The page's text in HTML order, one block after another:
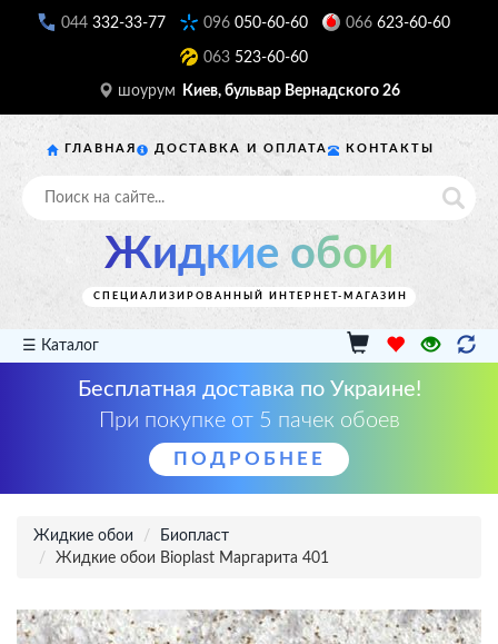
044 332-33-77 096 050-60-60 066 623-60-60
063 523-60-60
шоурум Киев, бульвар Вернадского 26
ГЛАВНАЯ ДОСТАВКА И ОПЛАТА КОНТАКТЫ
Жидкие обои
СПЕЦИАЛИЗИРОВАННЫЙ ИНТЕРНЕТ-МАГАЗИН
☰ Каталог
Бесплатная доставка по Украине!
При покупке от 5 пачек обоев
ПОДРОБНЕЕ
Жидкие обои
Биопласт
Жидкие обои Bioplast Маргарита 401